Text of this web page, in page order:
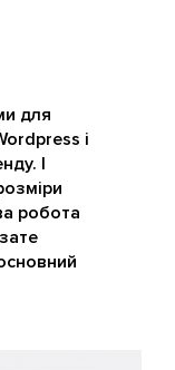
для
і
І
робота